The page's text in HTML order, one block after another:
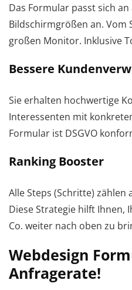
Das Formular passt sich
Bildschirmgrößen an. Vom
großen Monitor. Inklusive
Bessere
Sie erhalten hochwertige
Interessenten mit
Formular ist DSGVO
Ranking Booster
Alle Steps (Schritte)
Diese Strategie hilft Ihnen,
Co. weiter nach oben zu
Webdesign
Anfragerate!